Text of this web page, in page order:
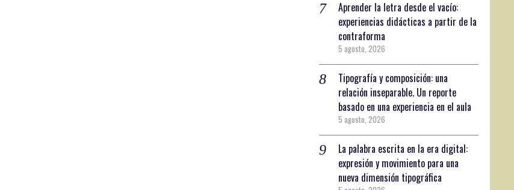
Aprender la letra desde el vacío:
experiencias didácticas a partir de la
contraforma
5 agosto, 2026
Tipografía y composición: una
relación inseparable. Un reporte
basado en una experiencia en el aula
5 agosto, 2026
La palabra escrita en la era digital:
expresión y movimiento para una
nueva dimensión tipográfica